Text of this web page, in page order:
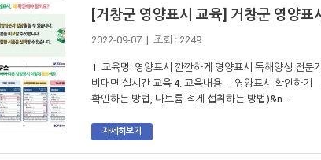
[거창군 영양표시 교육] 거창군 영양표
2022-09-07 | 조회 : 2249
1. 교육명: 영양표시 깐깐하게 영양표시 독해양성 전
비대면 실시간 교육 4. 교육내용 - 영양표시 확인하
확인하는 방법, 나트륨 적게 섭취하는 방법)&n...
자세히보기